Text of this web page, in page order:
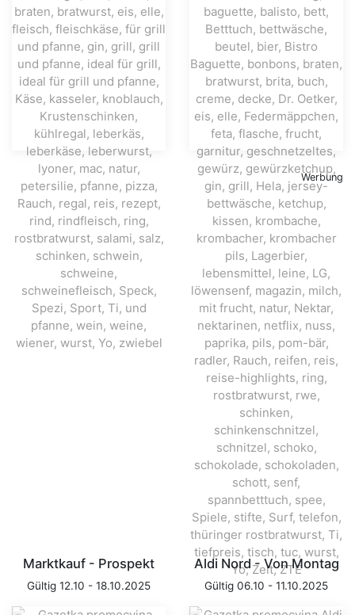
Werbung
Marktkauf - Prospekt
Gültig 12.10 - 18.10.2025
Aldi Nord - Von Montag
Gültig 06.10 - 11.10.2025